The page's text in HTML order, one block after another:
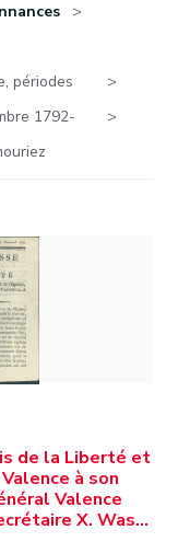
périodes
1792-
de la Liberté et
à son
Valence
X. Was…